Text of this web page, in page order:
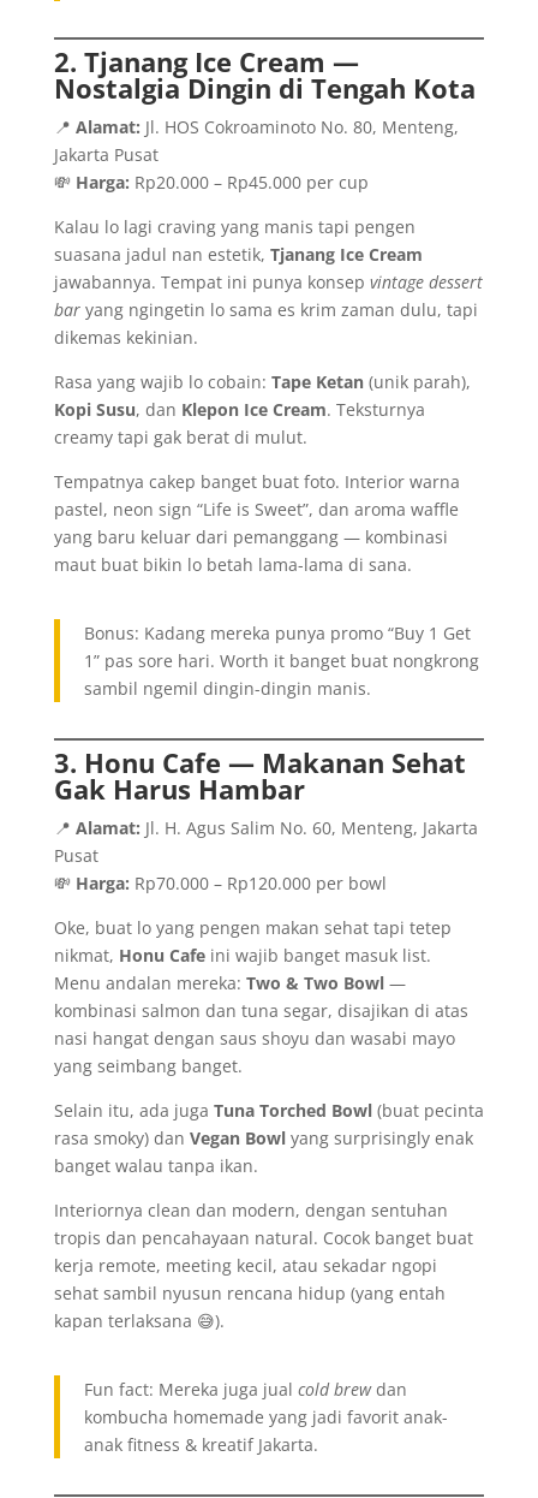
2. Tjanang Ice Cream —
Nostalgia Dingin di Tengah Kota
📍 Alamat: Jl. HOS Cokroaminoto No. 80, Menteng,
Jakarta Pusat
💸 Harga: Rp20.000 – Rp45.000 per cup
Kalau lo lagi craving yang manis tapi pengen
suasana jadul nan estetik, Tjanang Ice Cream
jawabannya. Tempat ini punya konsep vintage dessert
baryang ngingetin lo sama es krim zaman dulu, tapi
dikemas kekinian.
Rasa yang wajib lo cobain: Tape Ketan(unik parah),
Kopi Susu, dan Klepon Ice Cream. Teksturnya
creamy tapi gak berat di mulut.
Tempatnya cakep banget buat foto. Interior warna
pastel, neon sign “Life is Sweet”, dan aroma waffle
yang baru keluar dari pemanggang — kombinasi
maut buat bikin lo betah lama-lama di sana.
Bonus: Kadang mereka punya promo “Buy 1 Get
1” pas sore hari. Worth it banget buat nongkrong
sambil ngemil dingin-dingin manis.
3. Honu Cafe — Makanan Sehat
Gak Harus Hambar
📍 Alamat: Jl. H. Agus Salim No. 60, Menteng, Jakarta
Pusat
💸 Harga: Rp70.000 – Rp120.000 per bowl
Oke, buat lo yang pengen makan sehat tapi tetep
nikmat, Honu Cafeini wajib banget masuk list.
Menu andalan mereka: Two & Two Bowl—
kombinasi salmon dan tuna segar, disajikan di atas
nasi hangat dengan saus shoyu dan wasabi mayo
yang seimbang banget.
Selain itu, ada juga Tuna Torched Bowl(buat pecinta
rasa smoky) dan Vegan Bowlyang surprisingly enak
banget walau tanpa ikan.
Interiornya clean dan modern, dengan sentuhan
tropis dan pencahayaan natural. Cocok banget buat
kerja remote, meeting kecil, atau sekadar ngopi
sehat sambil nyusun rencana hidup (yang entah
kapan terlaksana 😅).
Fun fact: Mereka juga jual cold brewdan
kombucha homemade yang jadi favorit anak-
anak fitness & kreatif Jakarta.